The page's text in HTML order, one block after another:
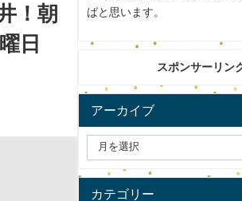
！朝
日
ばと思います。
スポンサーリン
アーカイブ
カテゴリー